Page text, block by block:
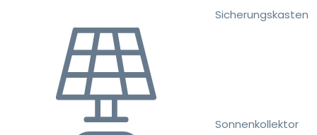
Sicherungskasten
Sonnenkollektor